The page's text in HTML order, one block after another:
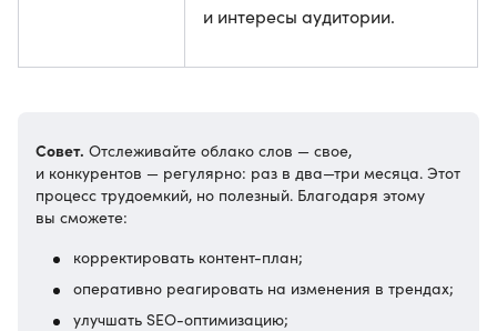
и интересы аудитории.
Совет. Отслеживайте облако слов — свое,
и конкурентов — регулярно: раз в два—три месяца. Этот
процесс трудоемкий, но полезный. Благодаря этому
вы сможете:
корректировать контент-план;
оперативно реагировать на изменения в трендах;
улучшать SEO-оптимизацию;